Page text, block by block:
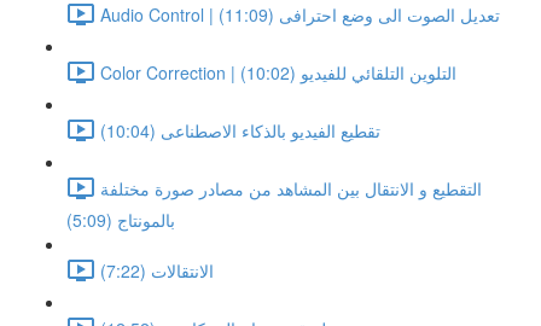
Audio Control | تعديل الصوت الى وضع احترافى (11:09)
Color Correction | التلوين التلقائي للفيديو (10:02)
تقطيع الفيديو بالذكاء الاصطناعى (10:04)
التقطيع و الانتقال بين المشاهد من مصادر صورة مختلفة
بالمونتاج (5:09)
الانتقالات (7:22)